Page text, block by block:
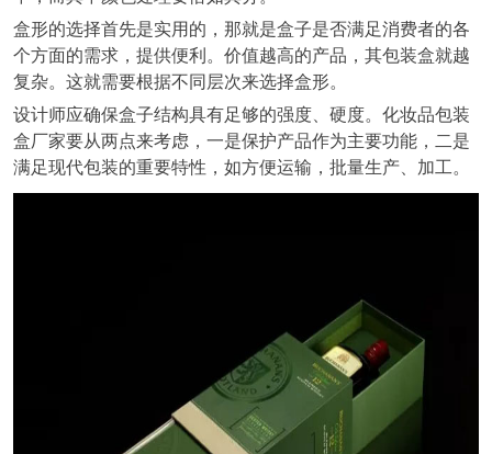
盒形的选择首先是实用的，那就是盒子是否满足消费者的各
个方面的需求，提供便利。价值越高的产品，其包装盒就越
复杂。这就需要根据不同层次来选择盒形。
设计师应确保盒子结构具有足够的强度、硬度。化妆品包装
盒厂家要从两点来考虑，一是保护产品作为主要功能，二是
满足现代包装的重要特性，如方便运输，批量生产、加工。